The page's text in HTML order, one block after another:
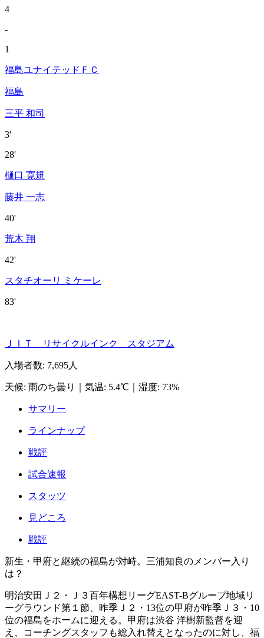
4
-
1
福島ユナイテッドＦＣ
福島
三平 和司
3'
28'
樋口 寛規
藤井 一志
40'
荒木 翔
42'
スタチオーリ ミケーレ
83'
ＪＩＴ リサイクルインク スタジアム
入場者数: 7,695人
天候: 雨のち曇り 気温: 5.4℃ 湿度: 73%
サマリー
ラインナップ
戦評
試合速報
スタッツ
見どころ
戦評
新生・甲府と継続の福島が対峙。三浦知良のメンバー入り
は？
明治安田Ｊ２・Ｊ３百年構想リーグEAST-Bグループ地域リ
ーグラウンド第１節、昨季Ｊ２・13位の甲府が昨季Ｊ３・10
位の福島をホームに迎える。甲府は渋谷 洋樹新監督を迎
え、コーチングスタッフも総入れ替えとなったのに対し、福